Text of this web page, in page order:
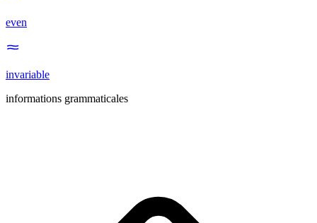
even
invariable
informations grammaticales